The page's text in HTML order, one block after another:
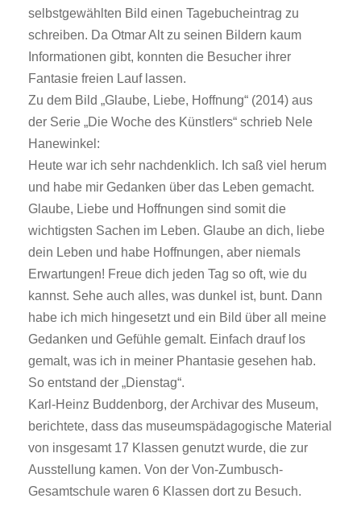
selbstgewählten Bild einen Tagebucheintrag zu
schreiben. Da Otmar Alt zu seinen Bildern kaum
Informationen gibt, konnten die Besucher ihrer
Fantasie freien Lauf lassen.
Zu dem Bild „Glaube, Liebe, Hoffnung“ (2014) aus
der Serie „Die Woche des Künstlers“ schrieb Nele
Hanewinkel:
Heute war ich sehr nachdenklich. Ich saß viel herum
und habe mir Gedanken über das Leben gemacht.
Glaube, Liebe und Hoffnungen sind somit die
wichtigsten Sachen im Leben. Glaube an dich, liebe
dein Leben und habe Hoffnungen, aber niemals
Erwartungen! Freue dich jeden Tag so oft, wie du
kannst. Sehe auch alles, was dunkel ist, bunt. Dann
habe ich mich hingesetzt und ein Bild über all meine
Gedanken und Gefühle gemalt. Einfach drauf los
gemalt, was ich in meiner Phantasie gesehen hab.
So entstand der „Dienstag“.
Karl-Heinz Buddenborg, der Archivar des Museum,
berichtete, dass das museumspädagogische Material
von insgesamt 17 Klassen genutzt wurde, die zur
Ausstellung kamen. Von der Von-Zumbusch-
Gesamtschule waren 6 Klassen dort zu Besuch.